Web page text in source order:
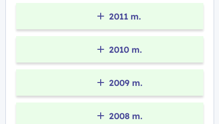
2011 m.
2010 m.
2009 m.
2008 m.